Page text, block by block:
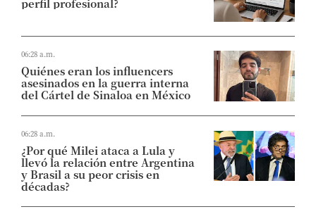
perfil profesional?
06:28 a.m.
Quiénes eran los influencers
asesinados en la guerra interna
del Cártel de Sinaloa en México
06:28 a.m.
¿Por qué Milei ataca a Lula y
llevó la relación entre Argentina
y Brasil a su peor crisis en
décadas?